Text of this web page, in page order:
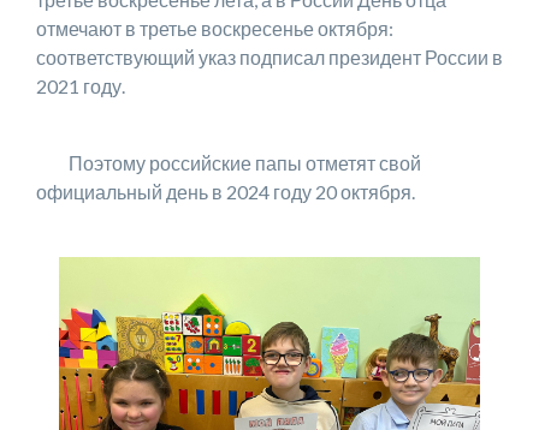
отмечают в третье воскресенье октября:
соответствующий указ подписал президент России в
2021 году.
Поэтому российские папы отметят свой
официальный день в 2024 году 20 октября.